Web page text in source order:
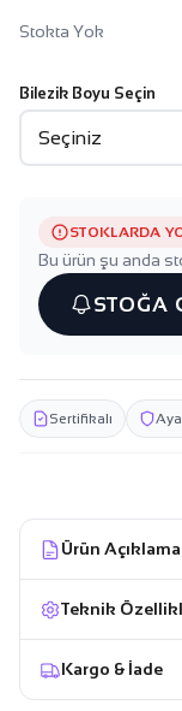
Stokta Yok
Bilezik Boyu Seçin
STOKLARDA
Bu ürün şu anda
STOĞA
Sertifikalı
Ürün
Teknik
Kargo & İade